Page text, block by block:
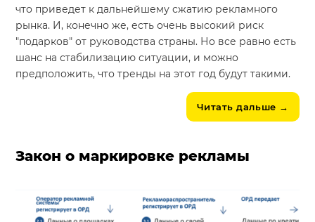
что приведет к дальнейшему сжатию рекламного
рынка. И, конечно же, есть очень высокий риск
"подарков" от руководства страны. Но все равно есть
шанс на стабилизацию ситуации, и можно
предположить, что тренды на этот год будут такими.
Читать дальше →
Закон о маркировке рекламы